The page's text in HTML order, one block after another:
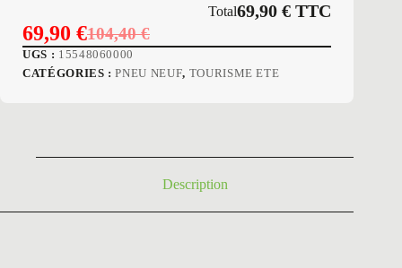
Total69,90€ TTC
104,40€
Le
prix
69,90 €Le
prix
UGS : 15548060000
CATÉGORIES :PNEU NEUF, TOURISME ETE
Description